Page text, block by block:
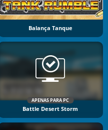
Balança Tanque
APENAS PARA PC
Battle Desert Storm